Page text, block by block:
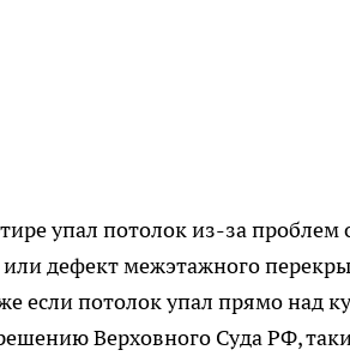
упал потолок из-за
дефект межэтажного
если потолок упал прямо над
Верховного Суда РФ,